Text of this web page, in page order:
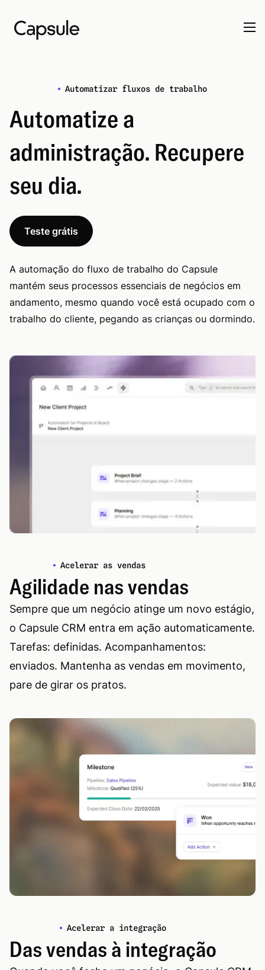
Automatizar fluxos de trabalho
Automatize a
administração. Recupere
seu dia.
Teste grátis
A automação do fluxo de trabalho do Capsule
mantém seus processos essenciais de negócios em
andamento, mesmo quando você está ocupado com o
trabalho do cliente, pegando as crianças ou dormindo.
Acelerar as vendas
Agilidade nas vendas
Sempre que um negócio atinge um novo estágio,
o Capsule CRM entra em ação automaticamente.
Tarefas: definidas. Acompanhamentos:
enviados. Mantenha as vendas em movimento,
pare de girar os pratos.
Acelerar a integração
Das vendas à integração